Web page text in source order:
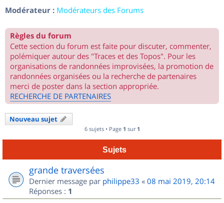
Modérateur : Modérateurs des Forums
Règles du forum
Cette section du forum est faite pour discuter, commenter,
polémiquer autour des "Traces et des Topos". Pour les
organisations de randonnées improvisées, la promotion de
randonnées organisées ou la recherche de partenaires
merci de poster dans la section appropriée.
RECHERCHE DE PARTENAIRES
Nouveau sujet
6 sujets • Page 1 sur 1
Sujets
grande traversées
Dernier message par philippe33 « 08 mai 2019, 20:14
Réponses : 1